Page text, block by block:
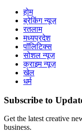
होम
ब्रेकिंग न्यूज़
रतलाम
मध्यप्रदेश
पॉलिटिक्स
सोशल न्यूज़
क्राइम न्यूज़
खेल
धर्म
Subscribe to
Get the latest creative
business.